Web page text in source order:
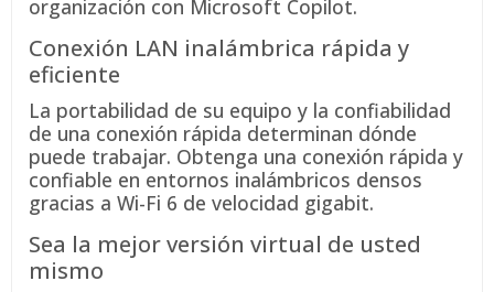
organización con Microsoft Copilot.
Conexión LAN inalámbrica rápida y
eficiente
La portabilidad de su equipo y la confiabilidad
de una conexión rápida determinan dónde
puede trabajar. Obtenga una conexión rápida y
confiable en entornos inalámbricos densos
gracias a Wi-Fi 6 de velocidad gigabit.
Sea la mejor versión virtual de usted
mismo